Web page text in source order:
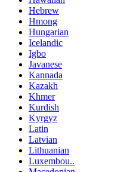
Hebrew
Hmong
Hungarian
Icelandic
Igbo
Javanese
Kannada
Kazakh
Khmer
Kurdish
Kyrgyz
Latin
Latvian
Lithuanian
Luxembou..